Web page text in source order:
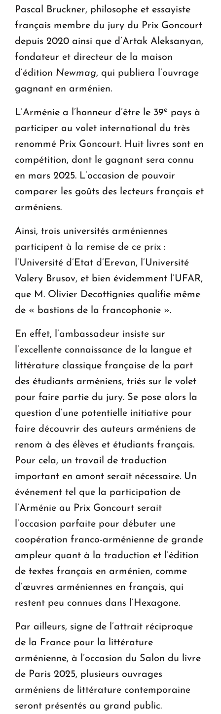
Pascal Bruckner, philosophe et essayiste
français membre du jury du Prix Goncourt
depuis 2020 ainsi que d’Artak Aleksanyan,
fondateur et directeur de la maison
d’édition Newmag, qui publiera l’ouvrage
gagnant en arménien.
L’Arménie a l’honneur d’être le 39e pays à
participer au volet international du très
renommé Prix Goncourt. Huit livres sont en
compétition, dont le gagnant sera connu
en mars 2025. L’occasion de pouvoir
comparer les goûts des lecteurs français et
arméniens.
Ainsi, trois universités arméniennes
participent à la remise de ce prix :
l’Université d’Etat d’Erevan, l’Université
Valery Brusov, et bien évidemment l’UFAR,
que M. Olivier Decottignies qualifie même
de « bastions de la francophonie ».
En effet, l’ambassadeur insiste sur
l’excellente connaissance de la langue et
littérature classique française de la part
des étudiants arméniens, triés sur le volet
pour faire partie du jury. Se pose alors la
question d’une potentielle initiative pour
faire découvrir des auteurs arméniens de
renom à des élèves et étudiants français.
Pour cela, un travail de traduction
important en amont serait nécessaire. Un
événement tel que la participation de
l’Arménie au Prix Goncourt serait
l’occasion parfaite pour débuter une
coopération franco-arménienne de grande
ampleur quant à la traduction et l’édition
de textes français en arménien, comme
d’œuvres arméniennes en français, qui
restent peu connues dans l’Hexagone.
Par ailleurs, signe de l’attrait réciproque
de la France pour la littérature
arménienne, à l’occasion du Salon du livre
de Paris 2025, plusieurs ouvrages
arméniens de littérature contemporaine
seront présentés au grand public.